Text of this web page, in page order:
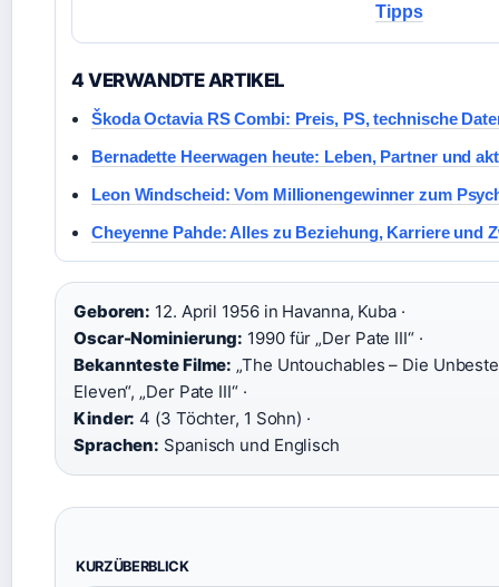
Tipps
4 VERWANDTE ARTIKEL
Škoda Octavia RS Combi: Preis, PS, technische
Bernadette Heerwagen heute: Leben, Partner und
Leon Windscheid: Vom Millionengewinner zum
Cheyenne Pahde: Alles zu Beziehung, Karriere und
Geboren: 12. April 1956 in Havanna, Kuba ·
Oscar-Nominierung: 1990 für „Der Pate III“ ·
Bekannteste Filme: „The Untouchables – Die
Eleven“, „Der Pate III“ ·
Kinder: 4 (3 Töchter, 1 Sohn) ·
Sprachen: Spanisch und Englisch
KURZÜBERBLICK